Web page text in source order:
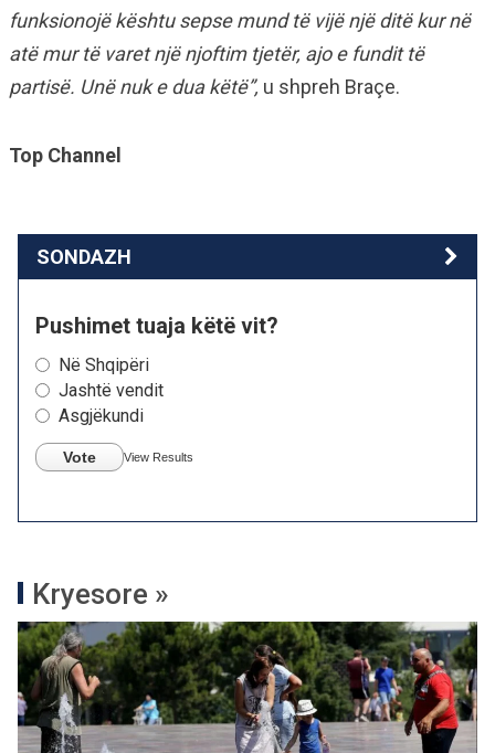
funksionojë kështu sepse mund të vijë një ditë kur në
atë mur të varet një njoftim tjetër, ajo e fundit të
partisë. Unë nuk e dua këtë”, u shpreh Braçe.
Top Channel
SONDAZH
Pushimet tuaja këtë vit?
Në Shqipëri
Jashtë vendit
Asgjëkundi
Vote View Results
Kryesore »